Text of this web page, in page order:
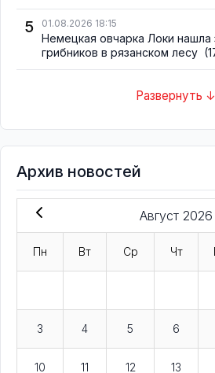
5 01.08.2026 18:15
Немецкая овчарка Локи нашла
грибников в рязанском лесу
Развернуть ↓
Архив новостей
Август 2026
Пн Вт Ср Чт
3 4 5 6
10 11 12 13